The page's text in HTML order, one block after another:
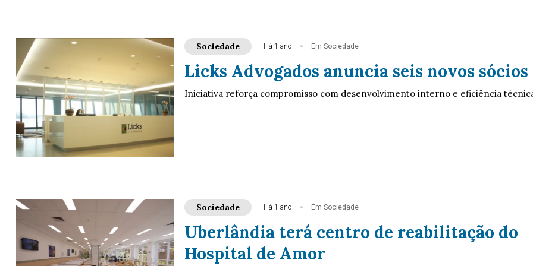
Sociedade Há 1 ano Em Sociedade
Licks Advogados anuncia seis novos sócios
Iniciativa reforça compromisso com desenvolvimento interno e eficiência
Sociedade Há 1 ano Em Sociedade
Uberlândia terá centro de reabilitação do
Hospital de Amor